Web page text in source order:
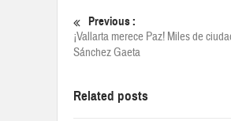
Previous :
¡Vallarta merece Paz! Miles de
Sánchez Gaeta
Related posts